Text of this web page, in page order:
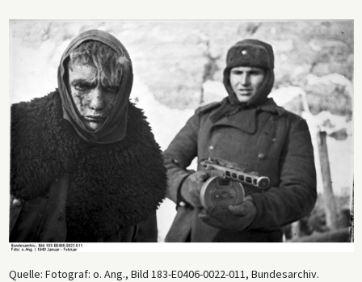
Quelle: Fotograf: o. Ang., Bild 183-E0406-0022-011, Bundesarchiv.